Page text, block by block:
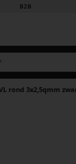
B2B
rond 3x2,5qmm